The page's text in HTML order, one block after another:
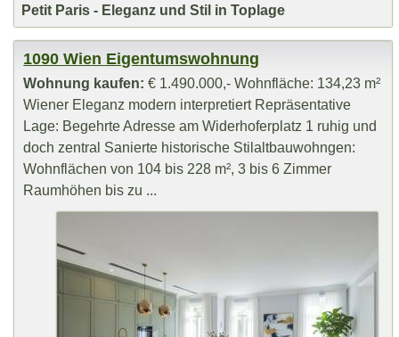
Petit Paris - Eleganz und Stil in Toplage
1090 Wien Eigentumswohnung
Wohnung kaufen: € 1.490.000,- Wohnfläche: 134,23 m²
Wiener Eleganz modern interpretiert Repräsentative
Lage: Begehrte Adresse am Widerhoferplatz 1 ruhig und
doch zentral Sanierte historische Stilaltbauwohngen:
Wohnflächen von 104 bis 228 m², 3 bis 6 Zimmer
Raumhöhen bis zu ...